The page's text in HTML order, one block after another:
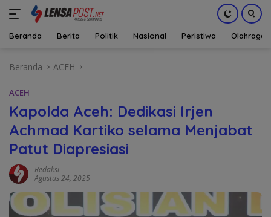
Beranda Berita Politik Nasional Peristiwa Olahraga
Beranda ACEH
ACEH
Kapolda Aceh: Dedikasi Irjen
Achmad Kartiko selama Menjabat
Patut Diapresiasi
Redaksi
Agustus 24, 2025